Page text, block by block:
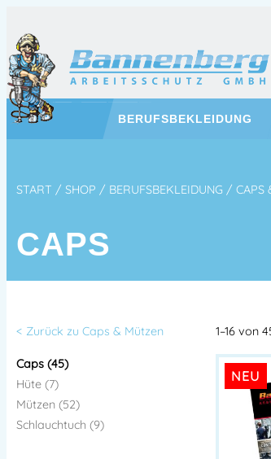
BERUFSBEKLEIDUNG
START / SHOP / BERUFSBEKLEIDUNG / CAPS
CAPS
< Zurück zu Caps & Mützen
Caps (45)
Hüte (7)
Mützen (52)
Schlauchtuch (9)
1–16 von
NEU